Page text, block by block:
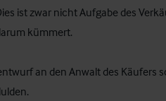
ist zwar nicht Aufgabe des
kümmert.
an den Anwalt des Käufers